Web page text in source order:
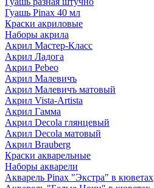
Гуашь Pinax 40 мл
Краски акриловые
Наборы акрила
Акрил Мастер-Класс
Акрил Ладога
Акрил Pebeo
Акрил Малевичъ
Акрил Малевичъ матовый
Акрил Vista-Artista
Акрил Гамма
Акрил Decola глянцевый
Акрил Decola матовый
Акрил Brauberg
Краски акварельные
Наборы акварели
Акварель Pinax "Экстра" в кюветах